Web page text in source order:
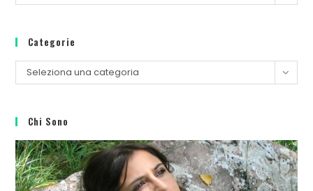
Categorie
Seleziona una categoria
Chi Sono